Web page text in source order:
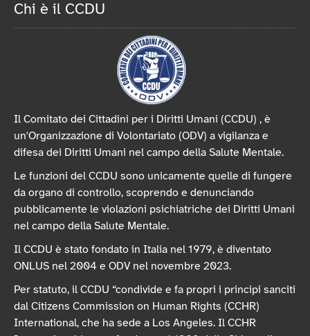
Chi è il CCDU
Il Comitato dei Cittadini per i Diritti Umani (CCDU) , è
un'Organizzazione di Volontariato (ODV) a vigilanza e
difesa dei Diritti Umani nel campo della Salute Mentale.
Le funzioni del CCDU sono unicamente quelle di fungere
da organo di controllo, scoprendo e denunciando
pubblicamente le violazioni psichiatriche dei Diritti Umani
nel campo della Salute Mentale.
Il CCDU è stato fondato in Italia nel 1979, è diventato
ONLUS nel 2004 e ODV nel novembre 2023.
Per statuto, il CCDU “condivide e fa propri i principi sanciti
dal Citizens Commission on Human Rights (CCHR)
International, che ha sede a Los Angeles. Il CCHR